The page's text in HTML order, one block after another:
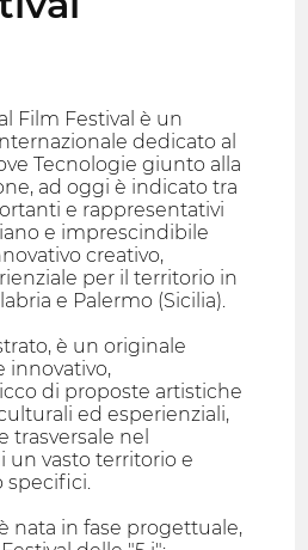
Film Festival è un
dedicato al
Tecnologie giunto alla
ad oggi è indicato tra
e rappresentativi
e imprescindibile
creativo,
per il territorio in
e Palermo (Sicilia).
è un originale
innovativo,
di proposte artistiche
ed esperienziali,
trasversale nel
vasto territorio e
specifici.
nata in fase progettuale,